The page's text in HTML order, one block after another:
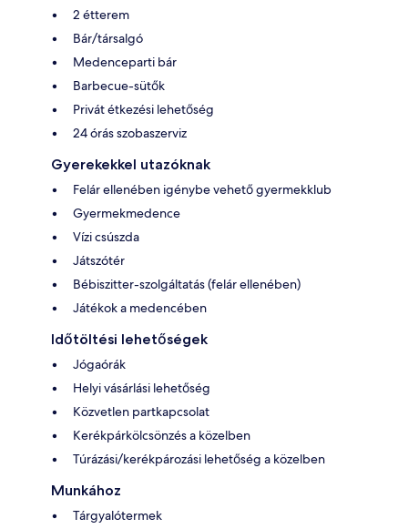
2 étterem
Bár/társalgó
Medenceparti bár
Barbecue-sütők
Privát étkezési lehetőség
24 órás szobaszerviz
Gyerekekkel utazóknak
Felár ellenében igénybe vehető gyermekklub
Gyermekmedence
Vízi csúszda
Játszótér
Bébiszitter-szolgáltatás (felár ellenében)
Játékok a medencében
Időtöltési lehetőségek
Jógaórák
Helyi vásárlási lehetőség
Közvetlen partkapcsolat
Kerékpárkölcsönzés a közelben
Túrázási/kerékpározási lehetőség a közelben
Munkához
Tárgyalótermek